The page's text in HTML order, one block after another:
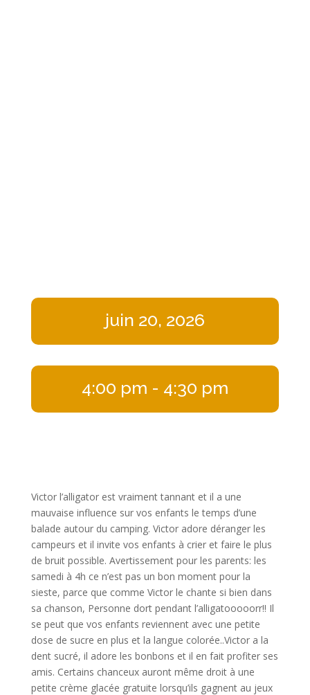
juin 20, 2026
4:00 pm - 4:30 pm
Victor l’alligator est vraiment tannant et il a une
mauvaise influence sur vos enfants le temps d’une
balade autour du camping. Victor adore déranger les
campeurs et il invite vos enfants à crier et faire le plus
de bruit possible. Avertissement pour les parents: les
samedi à 4h ce n’est pas un bon moment pour la
sieste, parce que comme Victor le chante si bien dans
sa chanson, Personne dort pendant l’alligatooooorr!! Il
se peut que vos enfants reviennent avec une petite
dose de sucre en plus et la langue colorée..Victor a la
dent sucré, il adore les bonbons et il en fait profiter ses
amis. Certains chanceux auront même droit à une
petite crème glacée gratuite lorsqu’ils gagnent au jeux